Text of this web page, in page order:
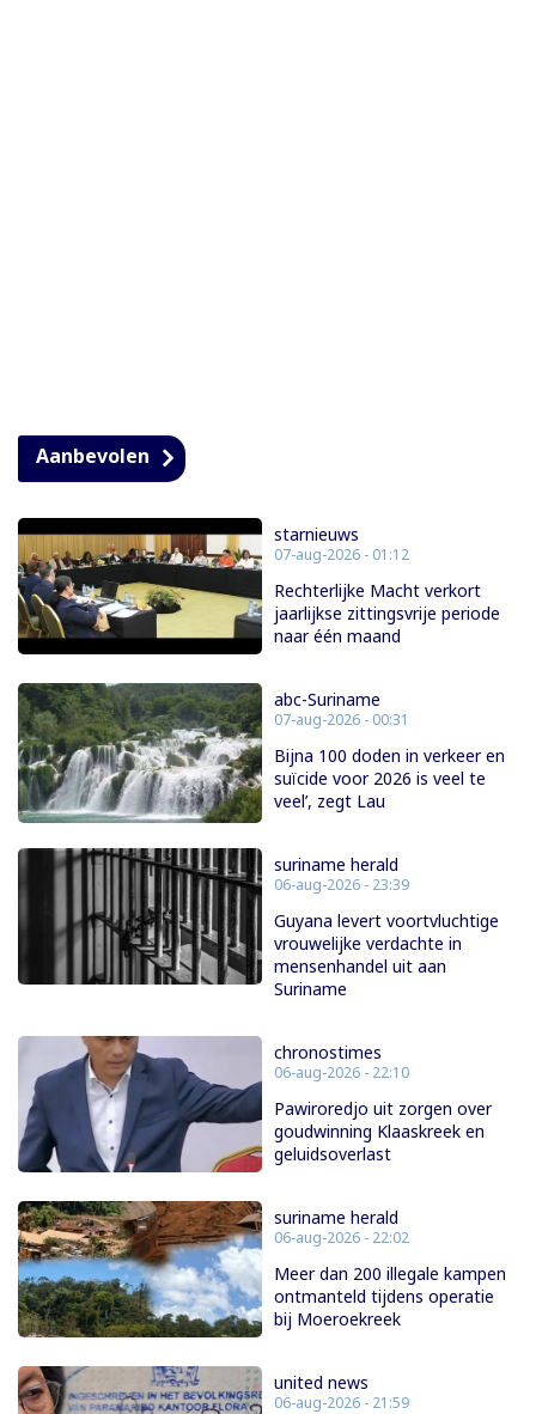
Aanbevolen
starnieuws
07-aug-2026 - 01:12
Rechterlijke Macht verkort
jaarlijkse zittingsvrije periode
naar één maand
abc-Suriname
07-aug-2026 - 00:31
Bijna 100 doden in verkeer en
suïcide voor 2026 is veel te
veel’, zegt Lau
suriname herald
06-aug-2026 - 23:39
Guyana levert voortvluchtige
vrouwelijke verdachte in
mensenhandel uit aan
Suriname
chronostimes
06-aug-2026 - 22:10
Pawiroredjo uit zorgen over
goudwinning Klaaskreek en
geluidsoverlast
suriname herald
06-aug-2026 - 22:02
Meer dan 200 illegale kampen
ontmanteld tijdens operatie
bij Moeroekreek
united news
06-aug-2026 - 21:59